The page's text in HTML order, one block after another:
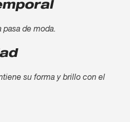
pasa de moda.
su forma y brillo con el